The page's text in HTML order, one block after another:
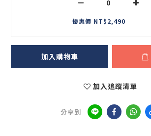
優惠價 NT$2,490
加入購物車
加入追蹤清單
分享到